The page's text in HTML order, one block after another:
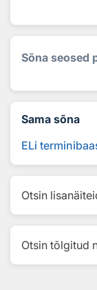
Sõna seosed
Sama sõna
ELi
Otsin
Otsin tõlgitud